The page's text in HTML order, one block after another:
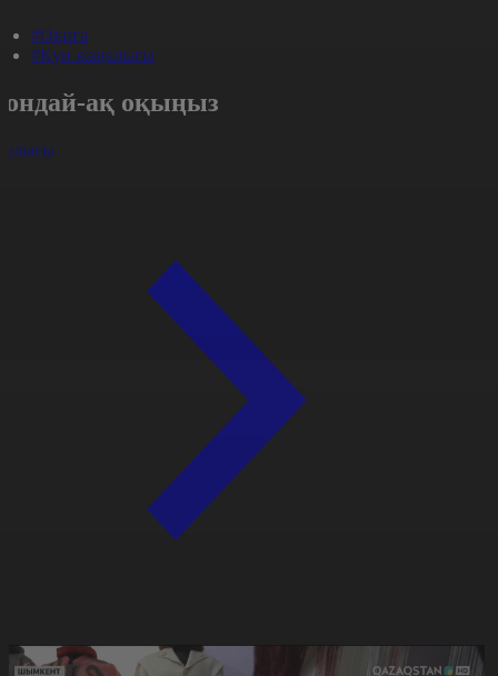
#Оқиға
#Күн жаңалығы
ақ оқыңыз